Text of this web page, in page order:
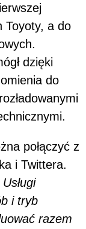
Toyoty, a do
dzięki
do
połączyć z
i Twittera.
Usługi
i tryb
razem